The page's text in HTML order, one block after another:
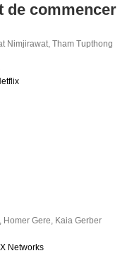
de commencer
Nimjirawat,Tham Tupthong
, Homer Gere, Kaia Gerber
Networks